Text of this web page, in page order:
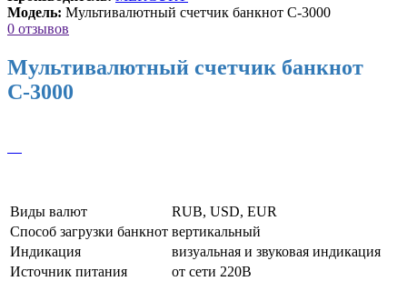
Модель: Мультивалютный счетчик банкнот С-3000
0 отзывов
Мультивалютный счетчик банкнот
С-3000
Виды валют
RUB, USD, EUR
Способ загрузки банкнот вертикальный
Индикация
визуальная и звуковая индикация
Источник питания
от сети 220В